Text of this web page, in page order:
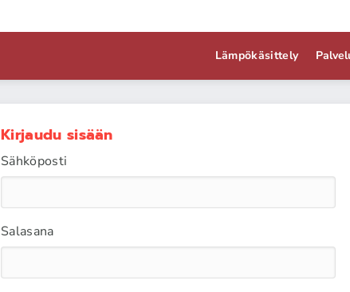
Lämpökäsittely
Kirjaudu sisään
Sähköposti
Salasana